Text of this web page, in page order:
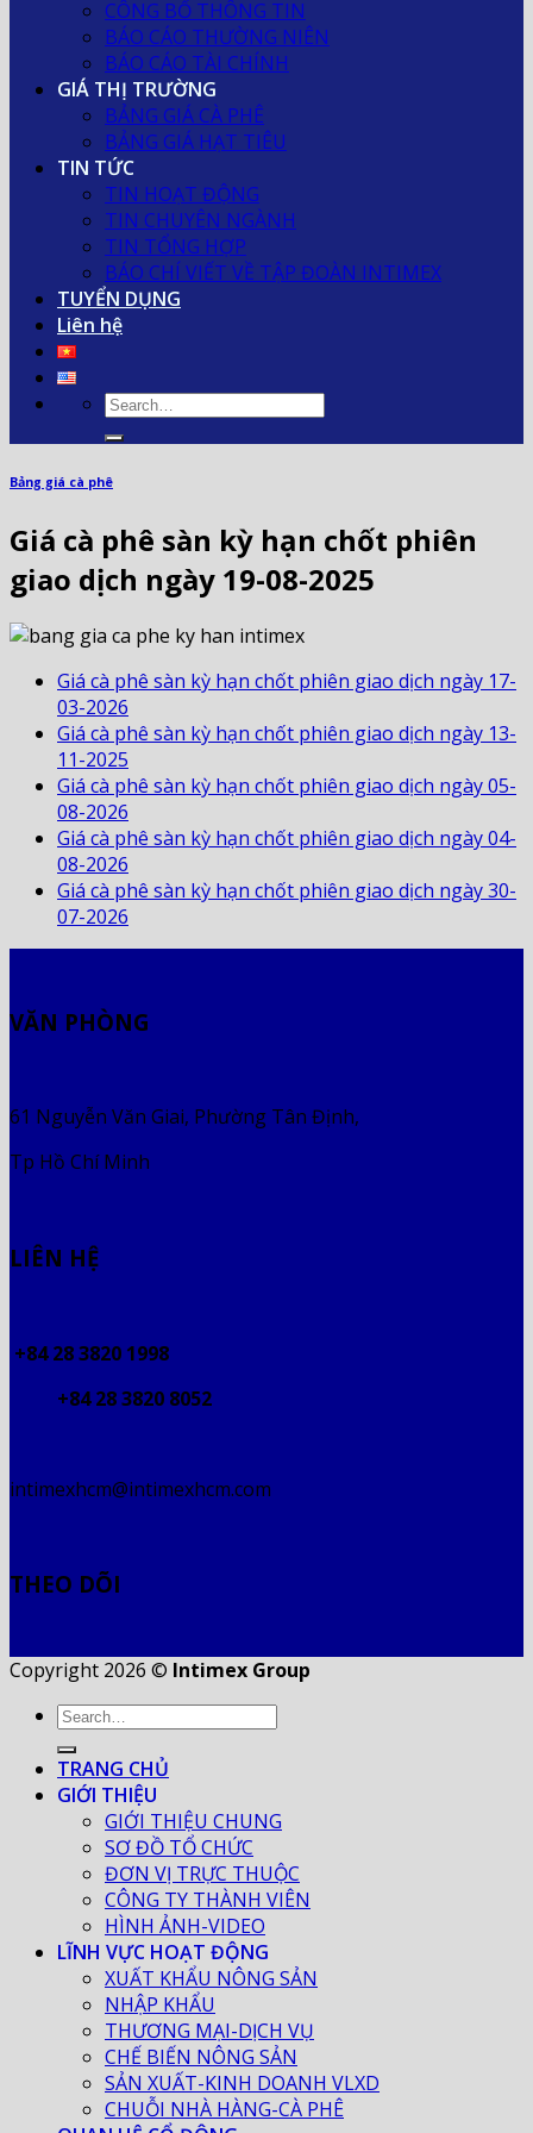
CÔNG BỐ THÔNG TIN
BÁO CÁO THƯỜNG NIÊN
BÁO CÁO TÀI CHÍNH
GIÁ THỊ TRƯỜNG
BẢNG GIÁ CÀ PHÊ
BẢNG GIÁ HẠT TIÊU
TIN TỨC
TIN HOẠT ĐỘNG
TIN CHUYÊN NGÀNH
TIN TỔNG HỢP
BÁO CHÍ VIẾT VỀ TẬP ĐOÀN INTIMEX
TUYỂN DỤNG
Liên hệ
Bảng giá cà phê
Giá cà phê sàn kỳ hạn chốt phiên
giao dịch ngày 19-08-2025
Giá cà phê sàn kỳ hạn chốt phiên giao dịch ngày 17-
03-2026
Giá cà phê sàn kỳ hạn chốt phiên giao dịch ngày 13-
11-2025
Giá cà phê sàn kỳ hạn chốt phiên giao dịch ngày 05-
08-2026
Giá cà phê sàn kỳ hạn chốt phiên giao dịch ngày 04-
08-2026
Giá cà phê sàn kỳ hạn chốt phiên giao dịch ngày 30-
07-2026
VĂN PHÒNG
61 Nguyễn Văn Giai, Phường Tân Định,
Tp Hồ Chí Minh
LIÊN HỆ
+84 28 3820 1998
+84 28 3820 8052
intimexhcm@intimexhcm.com
THEO DÕI
Copyright 2026 © Intimex Group
TRANG CHỦ
GIỚI THIỆU
GIỚI THIỆU CHUNG
SƠ ĐỒ TỔ CHỨC
ĐƠN VỊ TRỰC THUỘC
CÔNG TY THÀNH VIÊN
HÌNH ẢNH-VIDEO
LĨNH VỰC HOẠT ĐỘNG
XUẤT KHẨU NÔNG SẢN
NHẬP KHẨU
THƯƠNG MẠI-DỊCH VỤ
CHẾ BIẾN NÔNG SẢN
SẢN XUẤT-KINH DOANH VLXD
CHUỖI NHÀ HÀNG-CÀ PHÊ